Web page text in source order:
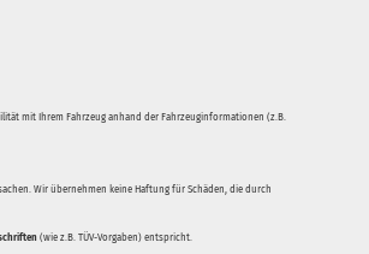
mit Ihrem Fahrzeug anhand der Fahrzeuginformationen (z.B.
Wir übernehmen keine Haftung für Schäden, die durch
(wie z.B. TÜV-Vorgaben) entspricht.